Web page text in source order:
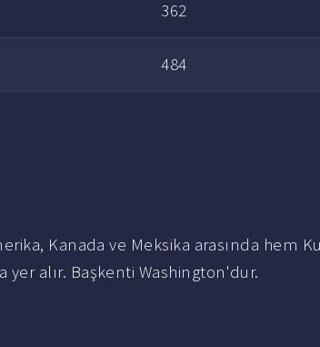
362
484
Kanada ve Meksika arasında hem
yer alır. Başkenti Washington'dur.